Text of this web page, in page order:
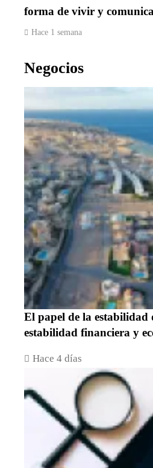
forma de vivir y
Hace 1 semana
Negocios
El papel de la estabilidad
estabilidad financiera y
Hace 4 días